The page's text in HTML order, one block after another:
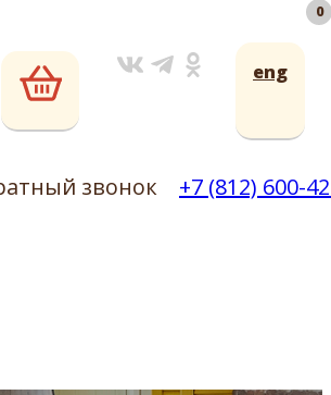
+7 (812) 600-42-02
0
eng
звонок +7 (812) 600-